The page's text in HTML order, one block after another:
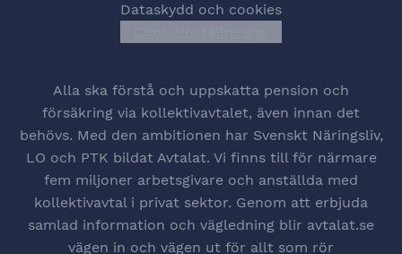
Dataskydd och cookies
Alla ska förstå och uppskatta pension och
försäkring via kollektivavtalet, även innan det
behövs. Med den ambitionen har Svenskt Näringsliv,
LO och PTK bildat Avtalat. Vi finns till för närmare
fem miljoner arbetsgivare och anställda med
kollektivavtal i privat sektor. Genom att erbjuda
samlad information och vägledning blir avtalat.se
vägen in och vägen ut för allt som rör